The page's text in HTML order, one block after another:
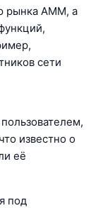
рынка AMM, а
сети
известно о
её
под